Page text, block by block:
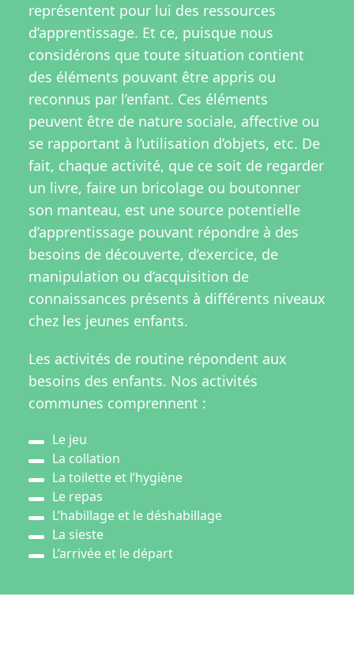
représentent pour lui des ressources
d’apprentissage. Et ce, puisque nous
considérons que toute situation contient
des éléments pouvant être appris ou
reconnus par l’enfant. Ces éléments
peuvent être de nature sociale, affective ou
se rapportant à l’utilisation d’objets, etc. De
fait, chaque activité, que ce soit de regarder
un livre, faire un bricolage ou boutonner
son manteau, est une source potentielle
d’apprentissage pouvant répondre à des
besoins de découverte, d’exercice, de
manipulation ou d’acquisition de
connaissances présents à différents niveaux
chez les jeunes enfants.
Les activités de routine répondent aux
besoins des enfants. Nos activités
communes comprennent :
Le jeu
La collation
La toilette et l’hygiène
Le repas
L’habillage et le déshabillage
La sieste
L’arrivée et le départ